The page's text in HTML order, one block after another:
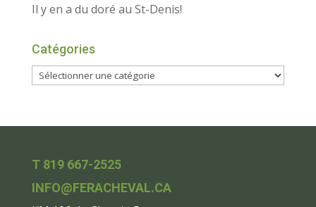
Il y en a du doré au St-Denis!
Catégories
T 819 667-2525
INFO@FERACHEVAL.CA